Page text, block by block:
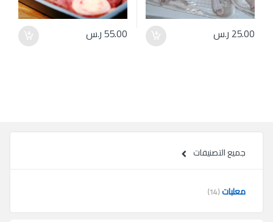
25.00 ر.س 55.00ر.س
جميع التصنيفات
معلبات(14)